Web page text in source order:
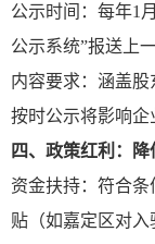
公示时间：每年1
公示系统”报送上
内容要求：涵盖
按时公示将影响企
四、政策红利：
资金扶持：符合
贴（如嘉定区对入